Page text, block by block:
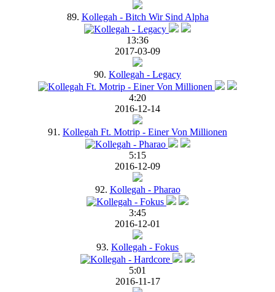
89. Kollegah - Bitch Wir Sind Alpha
13:36
2017-03-09
90. Kollegah - Legacy
4:20
2016-12-14
91. Kollegah Ft. Motrip - Einer Von Millionen
5:15
2016-12-09
92. Kollegah - Pharao
3:45
2016-12-01
93. Kollegah - Fokus
5:01
2016-11-17